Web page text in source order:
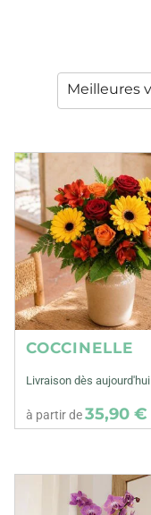
COCCINELLE
Livraison dès aujourd'hui
à partir de35,90 €